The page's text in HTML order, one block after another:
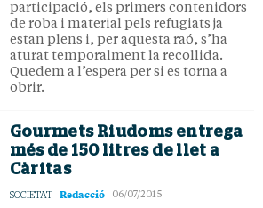
participació, els primers contenidors
de roba i material pels refugiats ja
estan plens i, per aquesta raó, s’ha
aturat temporalment la recollida.
Quedem a l’espera per si es torna a
obrir.
Gourmets Riudoms entrega
més de 150 litres de llet a
Càritas
SOCIETAT Redacció 06/07/2015